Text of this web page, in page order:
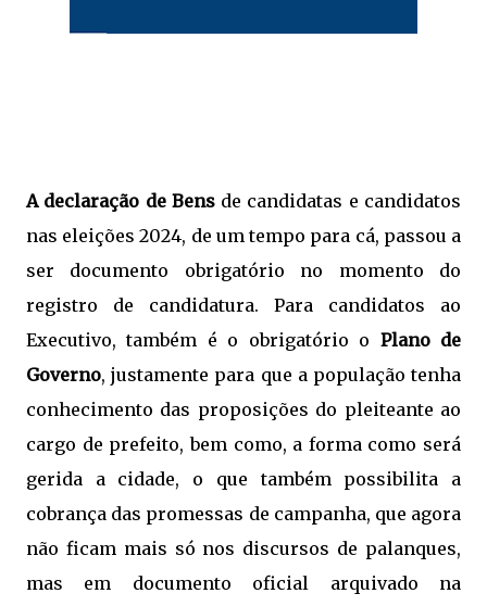
A declaração de Bensde candidatas e candidatos
nas eleições 2024, de um tempo para cá, passou a
ser documento obrigatório no momento do
registro de candidatura. Para candidatos ao
Executivo, também é o obrigatório o Plano de
Governo, justamente para que a população tenha
conhecimento das proposições do pleiteante ao
cargo de prefeito, bem como, a forma como será
gerida a cidade, o que também possibilita a
cobrança das promessas de campanha, que agora
não ficam mais só nos discursos de palanques,
mas em documento oficial arquivado na